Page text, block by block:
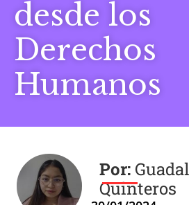
desde los
Derechos
Humanos
Quinteros